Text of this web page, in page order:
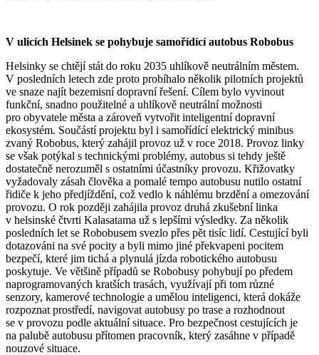
V ulicích Helsinek se pohybuje samořídící autobus Robobus
Helsinky se chtějí stát do roku 2035 uhlíkově neutrálním městem.
V posledních letech zde proto probíhalo několik pilotních projektů
ve snaze najít bezemisní dopravní řešení. Cílem bylo vyvinout
funkční, snadno použitelné a uhlíkově neutrální možnosti
pro obyvatele města a zároveň vytvořit inteligentní dopravní
ekosystém. Součástí projektu byl i samořídící elektrický minibus
zvaný Robobus, který zahájil provoz už v roce 2018. Provoz linky
se však potýkal s technickými problémy, autobus si tehdy ještě
dostatečně nerozuměl s ostatními účastníky provozu. Křižovatky
vyžadovaly zásah člověka a pomalé tempo autobusu nutilo ostatní
řidiče k jeho předjíždění, což vedlo k náhlému brzdění a omezování
provozu. O rok později zahájila provoz druhá zkušební linka
v helsinské čtvrti Kalasatama už s lepšími výsledky. Za několik
posledních let se Robobusem svezlo přes pět tisíc lidí. Cestující byli
dotazováni na své pocity a byli mimo jiné překvapeni pocitem
bezpečí, které jim tichá a plynulá jízda robotického autobusu
poskytuje. Ve většině případů se Robobusy pohybují po předem
naprogramovaných kratších trasách, využívají při tom různé
senzory, kamerové technologie a umělou inteligenci, která dokáže
rozpoznat prostředí, navigovat autobusy po trase a rozhodnout
se v provozu podle aktuální situace. Pro bezpečnost cestujících je
na palubě autobusu přítomen pracovník, který zasáhne v případě
nouzové situace.